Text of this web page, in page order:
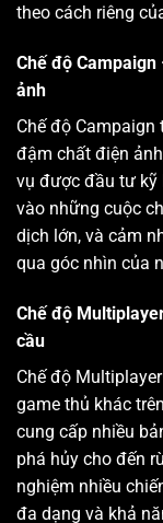
theo cách riêng
Chế độ
ảnh
Chế độ
đậm chất điện
vụ được đầu tư kỹ
vào những cuộc
dịch lớn, và cảm
qua góc nhìn của
Chế độ
cầu
Chế độ
game thủ khác
cung cấp nhiều
phá hủy cho đến
nghiệm nhiều
đa dạng và khả